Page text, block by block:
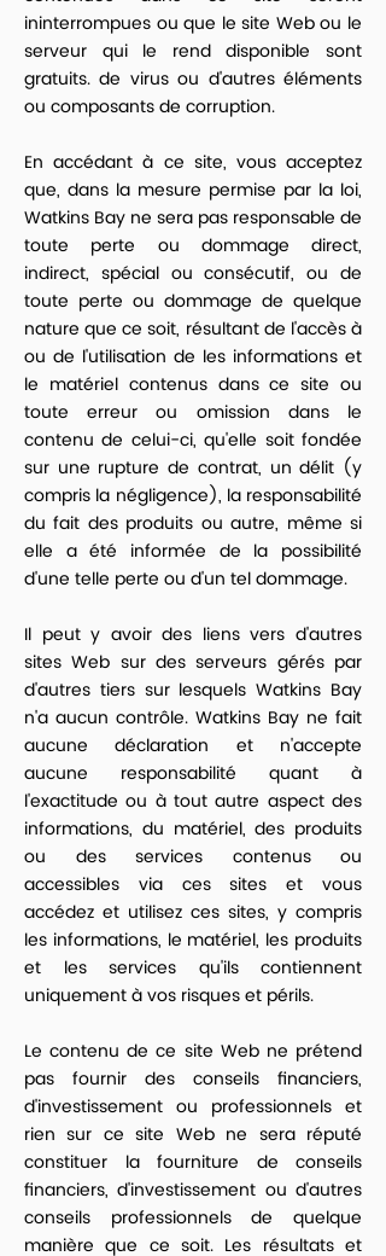
ininterrompues ou que le site Web ou le
serveur qui le rend disponible sont
gratuits. de virus ou d'autres éléments
ou composants de corruption.
En accédant à ce site, vous acceptez
que, dans la mesure permise par la loi,
Watkins Bay ne sera pas responsable de
toute perte ou dommage direct,
indirect, spécial ou consécutif, ou de
toute perte ou dommage de quelque
nature que ce soit, résultant de l'accès à
ou de l'utilisation de les informations et
le matériel contenus dans ce site ou
toute erreur ou omission dans le
contenu de celui-ci, qu'elle soit fondée
sur une rupture de contrat, un délit (y
compris la négligence), la responsabilité
du fait des produits ou autre, même si
elle a été informée de la possibilité
d'une telle perte ou d'un tel dommage.
Il peut y avoir des liens vers d'autres
sites Web sur des serveurs gérés par
d'autres tiers sur lesquels Watkins Bay
n'a aucun contrôle. Watkins Bay ne fait
aucune déclaration et n'accepte
aucune responsabilité quant à
l'exactitude ou à tout autre aspect des
informations, du matériel, des produits
ou des services contenus ou
accessibles via ces sites et vous
accédez et utilisez ces sites, y compris
les informations, le matériel, les produits
et les services qu'ils contiennent
uniquement à vos risques et périls.
Le contenu de ce site Web ne prétend
pas fournir des conseils financiers,
d'investissement ou professionnels et
rien sur ce site Web ne sera réputé
constituer la fourniture de conseils
financiers, d'investissement ou d'autres
conseils professionnels de quelque
manière que ce soit. Les résultats et